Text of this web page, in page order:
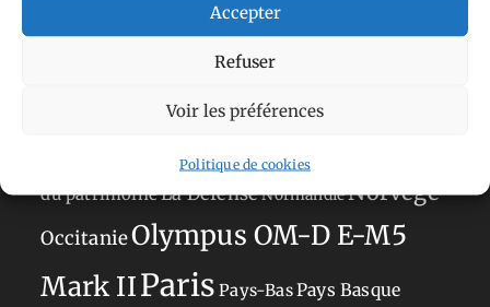
Accepter
Refuser
Voir les préférences
Politique de cookies
AilleursAimez-vous bordelAllemagne Andorre
Anti tourismeBarBelgique
CircuitDanemarkEspagne
du patrimoineLa DéfenseNormandieNorvège
OccitanieOlympus OM-D E-M5
Mark IIParis Pays-BasPays Basque